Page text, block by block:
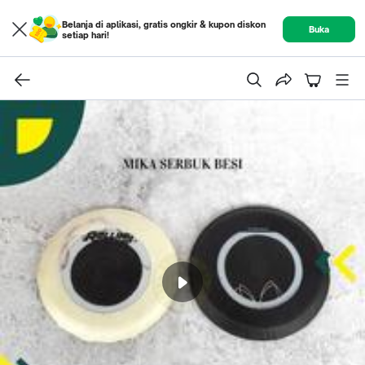
Belanja di aplikasi, gratis ongkir & kupon diskon
setiap hari!
Buka